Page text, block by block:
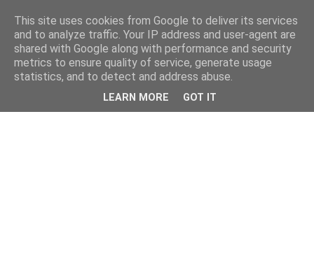
This site uses cookies from Google to deliver its services
and to analyze traffic. Your IP address and user-agent are
shared with Google along with performance and security
metrics to ensure quality of service, generate usage
statistics, and to detect and address abuse.
LEARN MORE GOT IT